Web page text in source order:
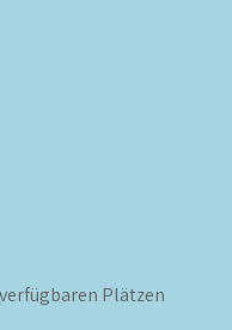
Plätzen